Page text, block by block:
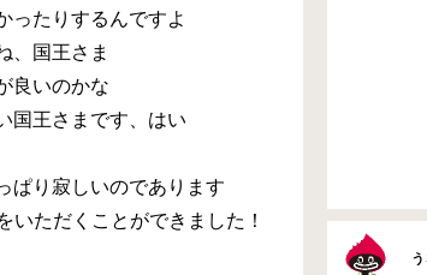
ったりするんですよ
、国王さま
良いのかな
国王さまです、はい
ぱり寂しいのであります
いただくことができました！